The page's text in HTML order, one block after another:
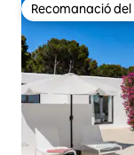
Recomanació
Recomanació